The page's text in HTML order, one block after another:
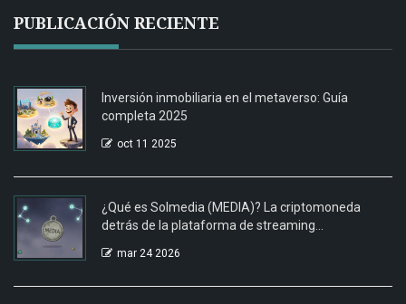
PUBLICACIÓN RECIENTE
Inversión inmobiliaria en el metaverso: Guía
completa 2025
oct 11 2025
¿Qué es Solmedia (MEDIA)? La criptomoneda
detrás de la plataforma de streaming
mar 24 2026